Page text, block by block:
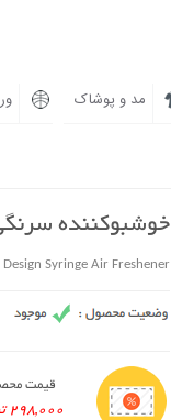
مد و پوشاک
خوشبوکننده
Design Syringe Air Freshener
قیمت
298,000 تومان